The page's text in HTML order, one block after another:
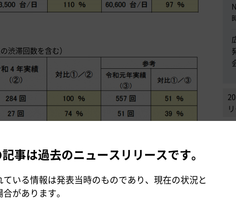
渋滞回数を含む）
）～令和元年5月5日（日）：10日間
の交通状況≫
各社の上下別ワースト1位）≫
期間の交通量（全国の高速道路の主な区間）
事は過去のニュースリリースです。
ている情報は発表当時のものであり、現在の状況と
があります。